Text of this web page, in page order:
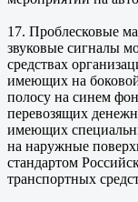
17. Проблесковые
звуковые сигналы
средствах
имеющих на
полосу на синем
перевозящих
имеющих
на наружные
стандартом
транспортных